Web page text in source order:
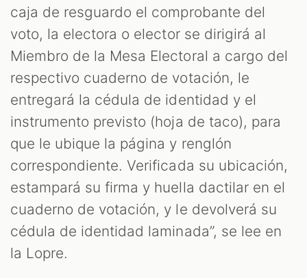
caja de resguardo el comprobante del
voto, la electora o elector se dirigirá al
Miembro de la Mesa Electoral a cargo del
respectivo cuaderno de votación, le
entregará la cédula de identidad y el
instrumento previsto (hoja de taco), para
que le ubique la página y renglón
correspondiente. Verificada su ubicación,
estampará su firma y huella dactilar en el
cuaderno de votación, y le devolverá su
cédula de identidad laminada”, se lee en
la Lopre.